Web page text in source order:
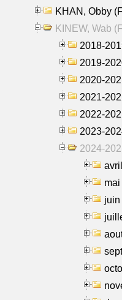
KHAN, Obby
KINEW, Wab
2018-
2019-
2020-
2021-
2022-
2023-
2024-
avril
mai
juin